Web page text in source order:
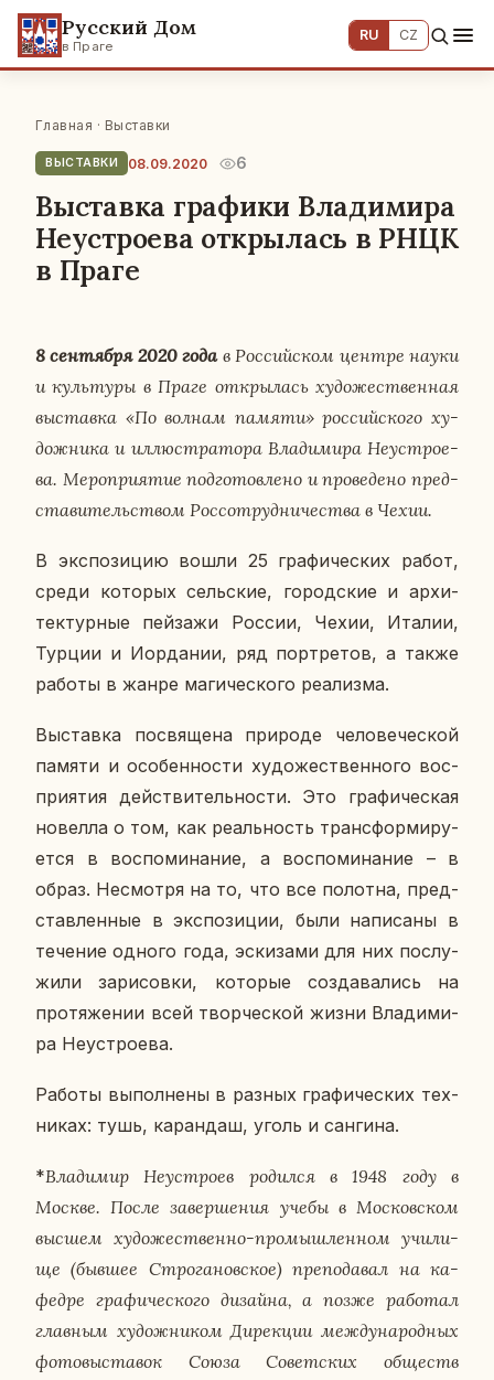
Русский Дом
в Праге
RU CZ
Главная · Выставки
ВЫСТАВКИ 08.09.2020 6
Выставка графики Владимира
Неустроева открылась в РНЦК
в Праге
8 сен­тяб­ря 2020 годав Рос­сий­ском центре науки
и куль­ту­ры в Праге от­кры­лась ху­до­же­ствен­ная
вы­став­ка «По волнам памяти» рос­сий­ско­го ху­
дож­ни­ка и ил­лю­стра­то­ра Вла­ди­ми­ра Неустро­е­
ва. Ме­ро­при­я­тие под­го­тов­ле­но и про­ве­де­но пред­
ста­ви­тель­ством Рос­со­труд­ни­че­ства в Чехии.
В экс­по­зи­цию вошли 25 гра­фи­че­ских работ,
среди ко­то­рых сель­ские, го­род­ские и ар­хи­
тек­тур­ные пей­за­жи России, Чехии, Италии,
Турции и Иор­да­нии, ряд порт­ре­тов, а также
работы в жанре ма­ги­че­ско­го ре­а­лиз­ма.
Вы­став­ка по­свя­ще­на при­ро­де че­ло­ве­че­ской
памяти и осо­бен­но­сти ху­до­же­ствен­но­го вос­
при­я­тия дей­стви­тель­но­сти. Это гра­фи­че­ская
но­вел­ла о том, как ре­аль­ность транс­фор­ми­ру­
ет­ся в вос­по­ми­на­ние, а вос­по­ми­на­ние – в
образ. Несмот­ря на то, что все по­лот­на, пред­
став­лен­ные в экс­по­зи­ции, были на­пи­са­ны в
те­че­ние одного года, эс­ки­за­ми для них по­слу­
жи­ли за­ри­сов­ки, ко­то­рые со­зда­ва­лись на
про­тя­же­нии всей твор­че­ской жизни Вла­ди­ми­
ра Неустро­е­ва.
Работы вы­пол­не­ны в разных гра­фи­че­ских тех­
ни­ках: тушь, ка­ран­даш, уголь и сан­ги­на.
*Вла­ди­мир Неустро­ев ро­дил­ся в 1948 году в
Москве. После за­вер­ше­ния учебы в Мос­ков­ском
высшем ху­до­же­ствен­но-про­мыш­лен­ном учи­ли­
ще (бывшее Стро­га­нов­ское) пре­по­да­вал на ка­
фед­ре гра­фи­че­ско­го ди­зай­на, а позже ра­бо­тал
глав­ным ху­дож­ни­ком Ди­рек­ции меж­ду­на­род­ных
фо­то­вы­ста­вок Союза Со­вет­ских об­ществ